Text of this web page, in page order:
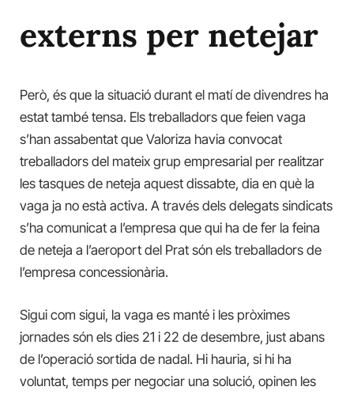
externs per netejar
Però, és que la situació durant el matí de divendres ha
estat també tensa. Els treballadors que feien vaga
s’han assabentat que Valoriza havia convocat
treballadors del mateix grup empresarial per realitzar
les tasques de neteja aquest dissabte, dia en què la
vaga ja no està activa. A través dels delegats sindicats
s’ha comunicat a l’empresa que qui ha de fer la feina
de neteja a l’aeroport del Prat són els treballadors de
l’empresa concessionària.
Sigui com sigui, la vaga es manté i les pròximes
jornades són els dies 21 i 22 de desembre, just abans
de l’operació sortida de nadal. Hi hauria, si hi ha
voluntat, temps per negociar una solució, opinen les